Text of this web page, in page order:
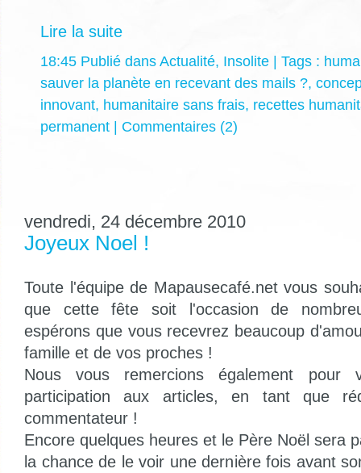
Lire la suite
18:45 Publié dans Actualité, Insolite | Tags :
sauver la planète en recevant des mails ?,
innovant, humanitaire sans frais, recettes
permanent | Commentaires (2)
vendredi, 24 décembre 2010
Joyeux Noel !
Toute l'équipe de Mapausecafé.net vous
que cette fête soit l'occasion de
espérons que vous recevrez beaucoup
famille et de vos proches !
Nous vous remercions également pour
participation aux articles, en tant que
commentateur !
Encore quelques heures et le Père Noël sera
la chance de le voir une dernière fois avant